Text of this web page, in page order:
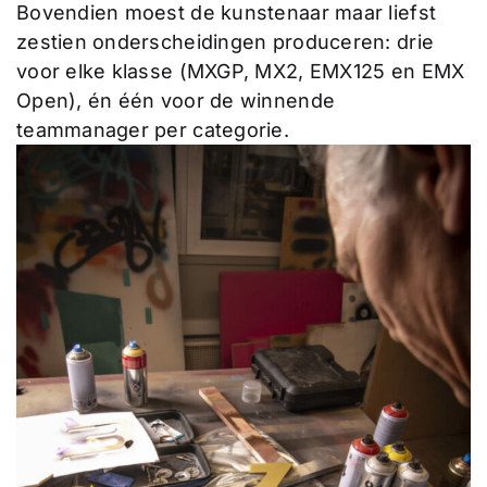
Bovendien moest de kunstenaar maar liefst
zestien onderscheidingen produceren: drie
voor elke klasse (MXGP, MX2, EMX125 en EMX
Open), én één voor de winnende
teammanager per categorie.